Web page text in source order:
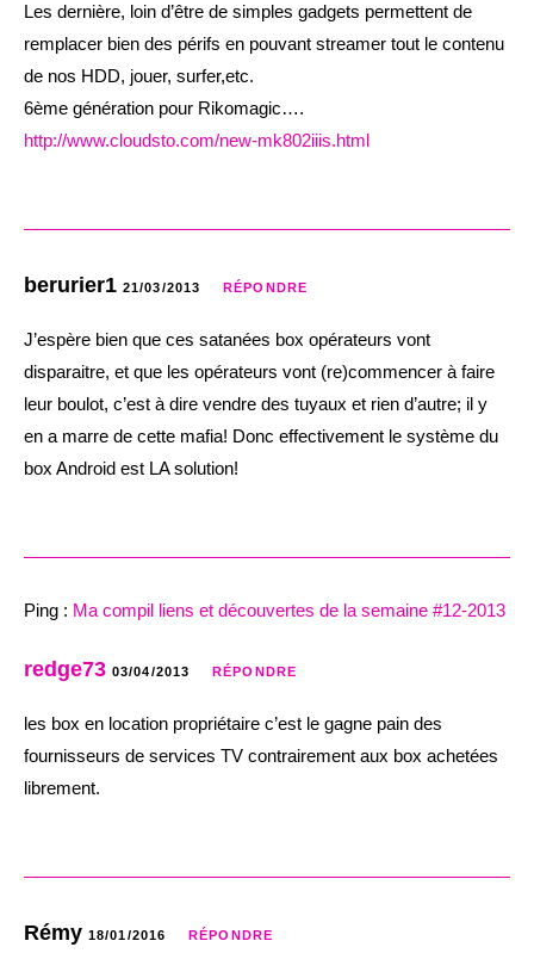
Les dernière, loin d’être de simples gadgets permettent de
remplacer bien des périfs en pouvant streamer tout le contenu
de nos HDD, jouer, surfer,etc.
6ème génération pour Rikomagic….
http://www.cloudsto.com/new-mk802iiis.html
berurier1 21/03/2013 RÉPONDRE
J’espère bien que ces satanées box opérateurs vont
disparaitre, et que les opérateurs vont (re)commencer à faire
leur boulot, c’est à dire vendre des tuyaux et rien d’autre; il y
en a marre de cette mafia! Donc effectivement le système du
box Android est LA solution!
Ping : Ma compil liens et découvertes de la semaine #12-2013
redge73 03/04/2013 RÉPONDRE
les box en location propriétaire c’est le gagne pain des
fournisseurs de services TV contrairement aux box achetées
librement.
Rémy 18/01/2016 RÉPONDRE